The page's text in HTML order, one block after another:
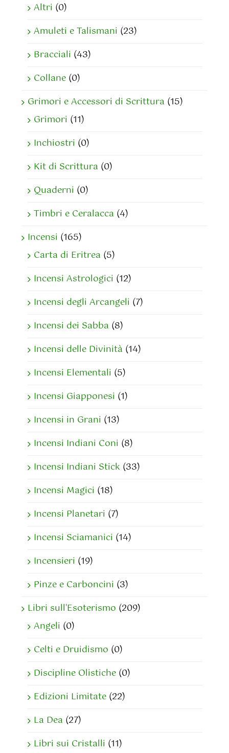
Altri (0)
Amuleti e Talismani (23)
Bracciali (43)
Collane (0)
Grimori e Accessori di Scrittura (15)
Grimori (11)
Inchiostri (0)
Kit di Scrittura (0)
Quaderni (0)
Timbri e Ceralacca (4)
Incensi (165)
Carta di Eritrea (5)
Incensi Astrologici (12)
Incensi degli Arcangeli (7)
Incensi dei Sabba (8)
Incensi delle Divinità (14)
Incensi Elementali (5)
Incensi Giapponesi (1)
Incensi in Grani (13)
Incensi Indiani Coni (8)
Incensi Indiani Stick (33)
Incensi Magici (18)
Incensi Planetari (7)
Incensi Sciamanici (14)
Incensieri (19)
Pinze e Carboncini (3)
Libri sull'Esoterismo (209)
Angeli (0)
Celti e Druidismo (0)
Discipline Olistiche (0)
Edizioni Limitate (22)
La Dea (27)
Libri sui Cristalli (11)